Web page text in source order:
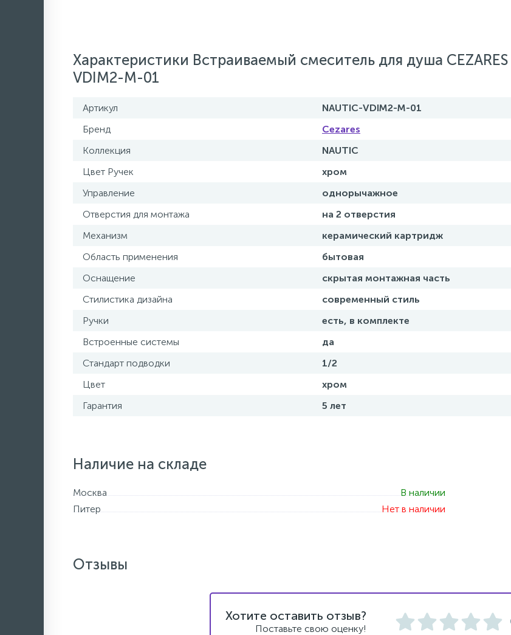
Характеристики Встраиваемый смеситель для душа
VDIM2-M-01
Артикул
NAUTIC-VDIM2-M-01
Бренд
Cezares
Коллекция
NAUTIC
Цвет Ручек
хром
Управление
однорычажное
Отверстия для монтажа
на 2 отверстия
Механизм
керамический картридж
Область применения
бытовая
Оснащение
скрытая монтажная часть
Стилистика дизайна
современный стиль
Ручки
есть, в комплекте
Встроенные системы
да
Стандарт подводки
1/2
Цвет
хром
Гарантия
5 лет
Наличие на складе
Москва
В наличии
Питер
Нет в наличии
Отзывы
Хотите оставить отзыв?
Поставьте свою оценку!